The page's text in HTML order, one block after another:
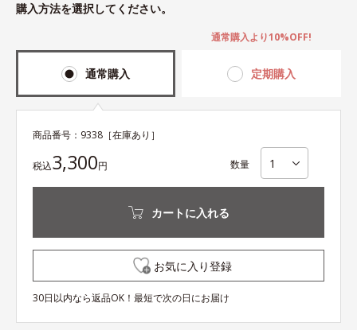
購入方法を選択してください。
通常購入 定期購入
通常購入より10%OFF!
商品番号： 9338 ［在庫あり］
税込3,300円 数量
カートに入れる
お気に入り登録
30日以内なら返品OK！最短で次の日にお届け